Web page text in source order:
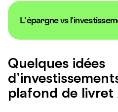
L'épargne vs
financiers fondamentaux,
objectifs différents et
caractéristiques distinctes.
L'épargneest l'acte de
Quelques idées
plafond de